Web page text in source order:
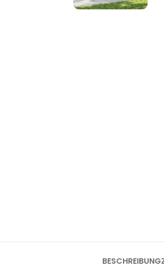
BESCHREIBUNG